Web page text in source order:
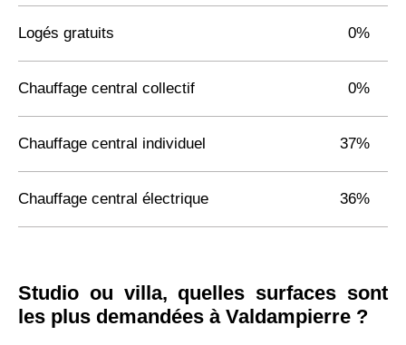
Logés gratuits 0%
Chauffage central collectif 0%
Chauffage central individuel 37%
Chauffage central électrique 36%
Studio ou villa, quelles surfaces sont
les plus demandées à Valdampierre ?